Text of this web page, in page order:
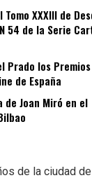
XXXIII de
54 de la Serie
Prado los Premios
de España
Joan Miró en el
de la ciudad de